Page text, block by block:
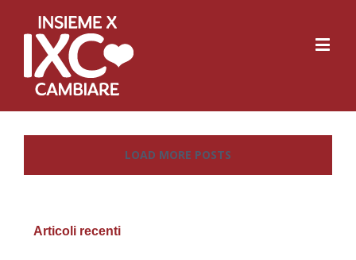
LOAD MORE POSTS
Articoli recenti